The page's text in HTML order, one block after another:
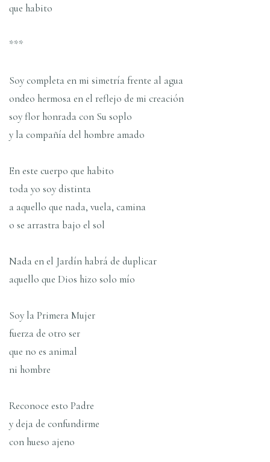
que habito
***
Soy completa en mi simetrí­a frente al agua
ondeo hermosa en el reflejo de mi creación
soy flor honrada con Su soplo
y la compañí­a del hombre amado
En este cuerpo que habito
toda yo soy distinta
a aquello que nada, vuela, camina
o se arrastra bajo el sol
Nada en el Jardí­n habrá de duplicar
aquello que Dios hizo solo mí­o
Soy la Primera Mujer
fuerza de otro ser
que no es animal
ni hombre
Reconoce esto Padre
y deja de confundirme
con hueso ajeno